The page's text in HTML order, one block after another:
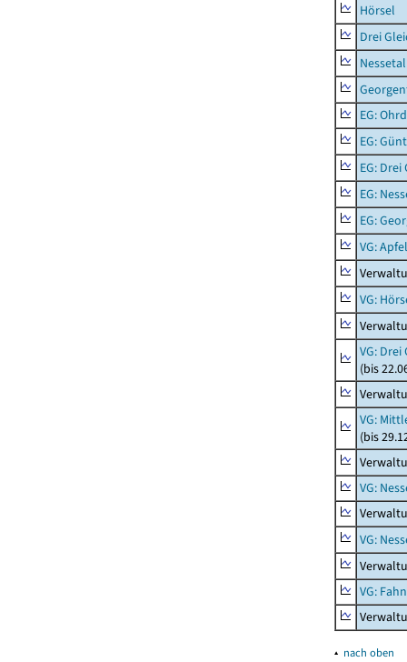
Hörsel
Drei
Nessetal
EG:
EG:
EG:
EG:
EG:
VG:
VG:
VG:
(bis
VG:
(bis
VG:
VG:
VG:
▴ nach oben